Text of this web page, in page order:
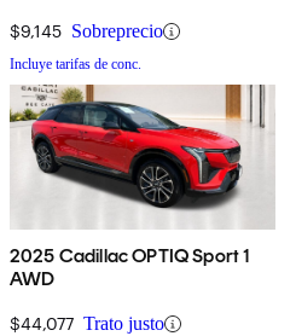
$9,145 Sobreprecio
Incluye tarifas de conc.
2025 Cadillac OPTIQ Sport 1
AWD
$44,077 Trato justo